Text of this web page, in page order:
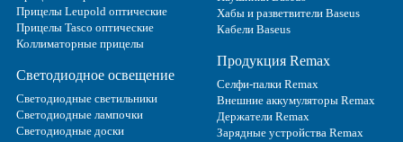
Прицелы Leupold оптические
Прицелы Tasco оптические
Коллиматорные прицелы
Светодиодное освещение
Светодиодные светильники
Светодиодные лампочки
Светодиодные доски
Хабы и разветвители Baseus
Кабели Baseus
Продукция Remax
Селфи-палки Remax
Внешние аккумуляторы Remax
Держатели Remax
Зарядные устройства Remax